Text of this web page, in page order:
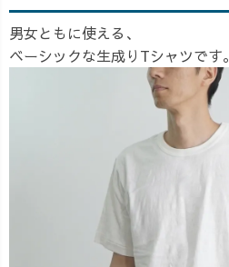
男女ともに使える、
ベーシックな生成りTシャツです。